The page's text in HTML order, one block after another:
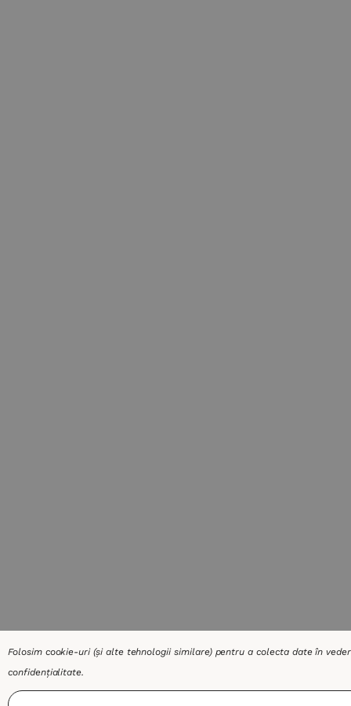
Folosim cookie-uri (și alte tehnologii similare) pentru a colecta date în
confidențialitate.